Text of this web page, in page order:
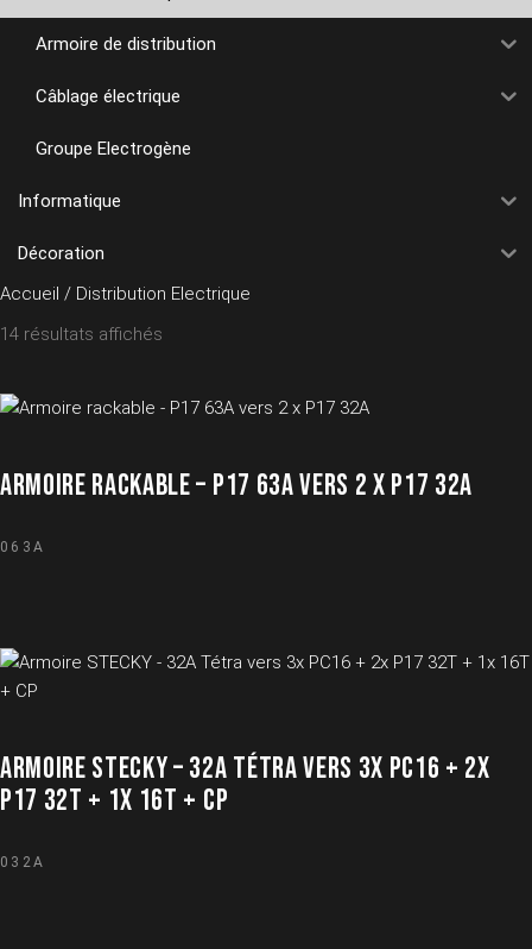
Armoire de distribution
Câblage électrique
Groupe Electrogène
Informatique
Décoration
Accueil / Distribution Electrique
14 résultats affichés
ARMOIRE RACKABLE – P17 63A VERS 2 X P17 32A
063A
ARMOIRE STECKY – 32A TÉTRA VERS 3X PC16 + 2X
P17 32T + 1X 16T + CP
032A